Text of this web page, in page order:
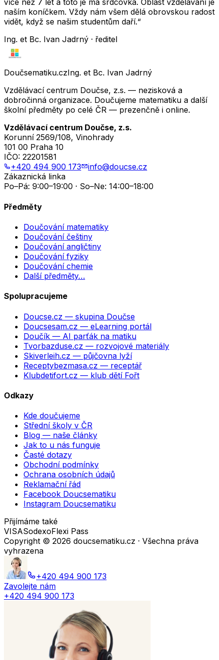
více než 7 let a toto je má srdcovka. Oblast vzdělávání je
naším koníčkem. Vždy nám všem dělá obrovskou radost
vidět, když se našim studentům daří.“
Ing. et Bc. Ivan Jadrný · ředitel
Doučsematiku.czIng. et Bc. Ivan Jadrný
Vzdělávací centrum Doučse, z.s. — nezisková a
dobročinná organizace. Doučujeme matematiku a další
školní předměty po celé ČR — prezenčně i online.
Vzdělávací centrum Doučse, z.s.
Korunní 2569/108, Vinohrady
101 00 Praha 10
IČO: 22201581
+420 494 900 173
info@doucse.cz
Zákaznická linka
Po–Pá: 9:00–19:00 · So–Ne: 14:00–18:00
Předměty
Doučování matematiky
Doučování češtiny
Doučování angličtiny
Doučování fyziky
Doučování chemie
Další předměty…
Spolupracujeme
Doucse.cz — skupina Doučse
Doucsesam.cz — eLearning portál
Doučík — AI parťák na matiku
Tvorbazduse.cz — rozvojové materiály
Skiverleih.cz — půjčovna lyží
Receptybezmasa.cz — receptář
Klubdetifort.cz — klub dětí Fořt
Odkazy
Kde doučujeme
Střední školy v ČR
Blog — naše články
Jak to u nás funguje
Časté dotazy
Obchodní podmínky
Ochrana osobních údajů
Reklamační řád
Facebook Doucsematiku
Instagram Doucsematiku
Přijímáme také
VISASodexoFlexi Pass
Copyright © 2026 doucsematiku.cz · Všechna práva
vyhrazena
+420 494 900 173
Zavolejte nám
+420 494 900 173